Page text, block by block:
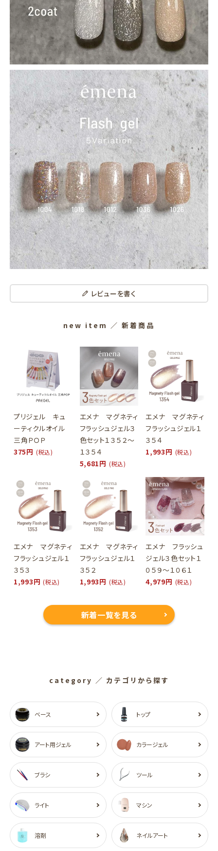
レビューを書く
new item ／ 新着商品
プリジェル キュ
ーティクルオイル
三角ＰＯＰ
375円 (税込)
エメナ マグネティ
フラッシュジェル３
色セット１３５２～
１３５４
5,681円 (税込)
エメナ マグネティ
フラッシュジェル１
３５４
1,993円 (税込)
エメナ マグネティ
フラッシュジェル１
３５３
1,993円 (税込)
エメナ マグネティ
フラッシュジェル１
３５２
1,993円 (税込)
エメナ フラッシュ
ジェル３色セット１
０５９～１０６１
4,979円 (税込)
新着一覧を見る
category ／ カテゴリから探す
ベース トップ
アート用ジェル カラージェル
ブラシ ツール
ライト マシン
溶剤 ネイルアート